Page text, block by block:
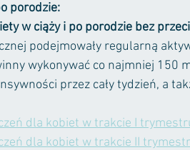
porodzie:
w ciąży i po porodzie bez
podejmowały regularną
wykonywać co najmniej 150
przez cały tydzień, a
dla kobiet w trakcie I
dla kobiet w trakcie II